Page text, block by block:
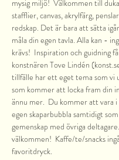
mysig miljö!  Välkommen till
stafflier, canvas, akrylfärg,
redskap. Det är bara att sätta
måla din egen tavla. Alla kan -
krävs!  Inspiration och guidning
konstnären Tove Lindén
tillfälle har ett eget tema som vi
som kommer att locka fram din
ännu mer.  Du kommer att vara
egen skaparbubbla samtidigt
gemenskap med övriga
välkommen!  Kaffe/te/snacks
favoritdryck.